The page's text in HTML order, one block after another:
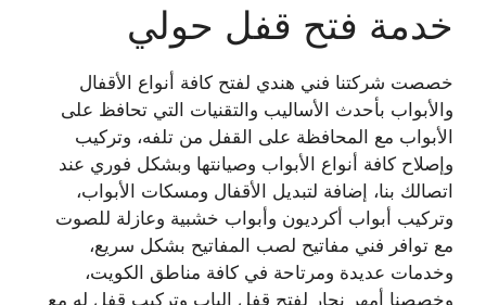
خدمة فتح قفل حولي
خصصت شركتنا فني هندي لفتح كافة أنواع الأقفال
والأبواب بأحدث الأساليب والتقنيات التي تحافظ على
الأبواب مع المحافظة على القفل من تلفه، وتركيب
وإصلاح كافة أنواع الأبواب وصيانتها وبشكل فوري عند
اتصالك بنا، إضافة لتبديل الأقفال ومسكات الأبواب،
وتركيب أبواب أكرديون وأبواب خشبية وعازلة للصوت
مع توافر فني مفاتيح لصب المفاتيح بشكل سريع،
وخدمات عديدة ومرتاحة في كافة مناطق الكويت،
وخصصنا أمهر نجار لفتح قفل الباب وتركيب قفل له مع